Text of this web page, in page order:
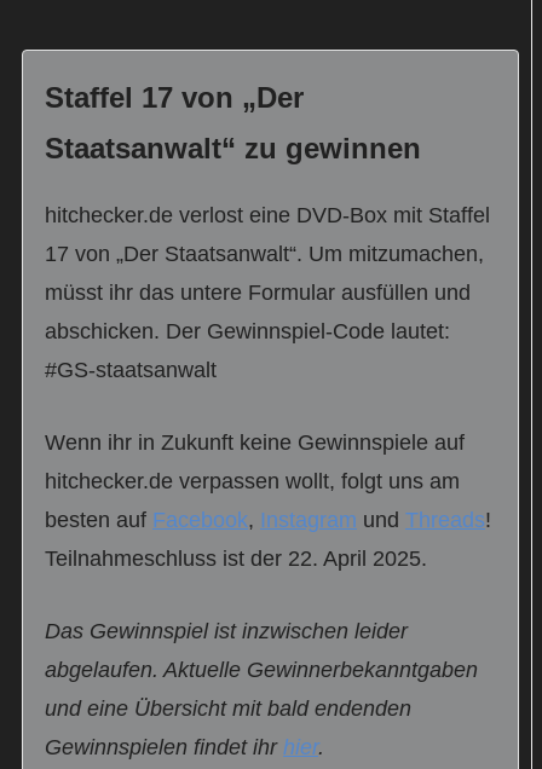
Staffel 17 von „Der
Staatsanwalt“ zu gewinnen
hitchecker.de verlost eine DVD-Box mit Staffel
17 von „Der Staatsanwalt“. Um mitzumachen,
müsst ihr das untere Formular ausfüllen und
abschicken. Der Gewinnspiel-Code lautet:
#GS-staatsanwalt
Wenn ihr in Zukunft keine Gewinnspiele auf
hitchecker.de verpassen wollt, folgt uns am
besten auf Facebook, Instagram und Threads!
Teilnahmeschluss ist der 22. April 2025.
Das Gewinnspiel ist inzwischen leider
abgelaufen. Aktuelle Gewinnerbekanntgaben
und eine Übersicht mit bald endenden
Gewinnspielen findet ihr hier.